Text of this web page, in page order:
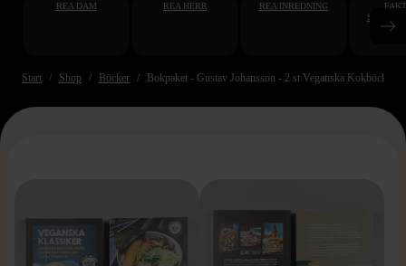
REA DAM REA HERR REA INREDNING
Start Shop Böcker Bokpaket - Gustav Johansson - 2 st Veganska Kokböcker
>